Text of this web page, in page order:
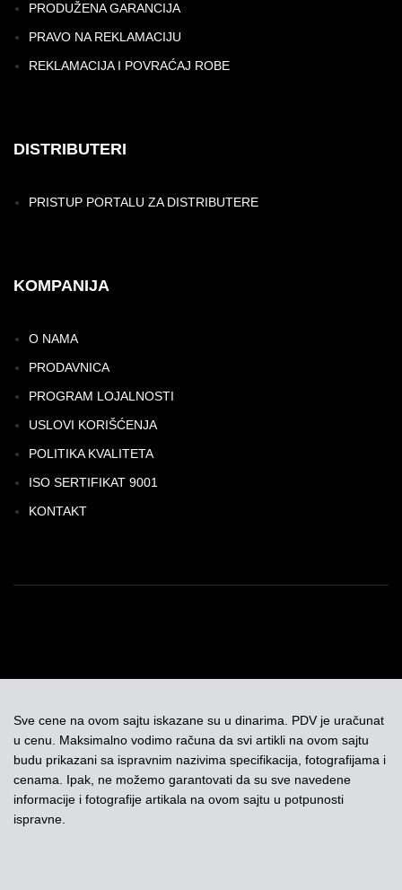
PRODUŽENA GARANCIJA
PRAVO NA REKLAMACIJU
REKLAMACIJA I POVRAĆAJ ROBE
DISTRIBUTERI
PRISTUP PORTALU ZA DISTRIBUTERE
KOMPANIJA
O NAMA
PRODAVNICA
PROGRAM LOJALNOSTI
USLOVI KORIŠĆENJA
POLITIKA KVALITETA
ISO SERTIFIKAT 9001
KONTAKT
Sve cene na ovom sajtu iskazane su u dinarima. PDV je uračunat
u cenu. Maksimalno vodimo računa da svi artikli na ovom sajtu
budu prikazani sa ispravnim nazivima specifikacija, fotografijama i
cenama. Ipak, ne možemo garantovati da su sve navedene
informacije i fotografije artikala na ovom sajtu u potpunosti
ispravne.